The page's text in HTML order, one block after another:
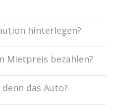
hinterlegen?
Mietpreis bezahlen?
das Auto?